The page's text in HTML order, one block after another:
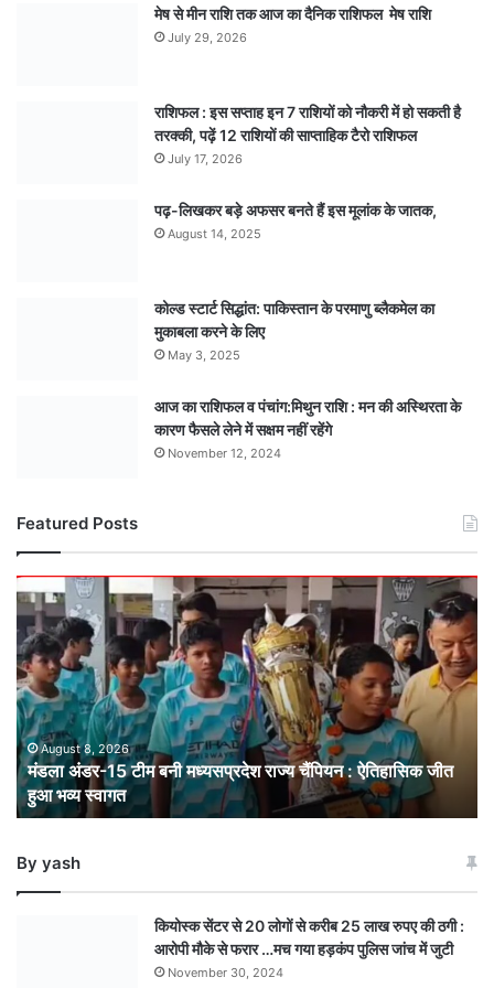
मेष से मीन राशि तक आज का दैनिक राशिफल मेष राशि
July 29, 2026
राशिफल : इस सप्ताह इन 7 राशियों को नौकरी में हो सकती है
तरक्की, पढ़ें 12 राशियों की साप्ताहिक टैरो राशिफल
July 17, 2026
पढ़-लिखकर बड़े अफसर बनते हैं इस मूलांक के जातक,
August 14, 2025
कोल्ड स्टार्ट सिद्धांत: पाकिस्तान के परमाणु ब्लैकमेल का
मुकाबला करने के लिए
May 3, 2025
आज का राशिफल व पंचांग:मिथुन राशि : मन की अस्थिरता के
कारण फैसले लेने में सक्षम नहीं रहेंगे
November 12, 2024
Featured Posts
अंडर-15
टीम
बनी
मध्यसप्रदेश
राज्य
चैंपियन
: ऐतिहासिक
जीत
हुआ
भव्य
August 8, 2026
मंडला अंडर-15 टीम बनी मध्यसप्रदेश राज्य चैंपियन : ऐतिहासिक जीत
हुआ भव्य स्वागत
By yash
कियोस्क सेंटर से 20 लोगों से करीब 25 लाख रुपए की ठगी :
आरोपी मौके से फरार …मच गया हड़कंप पुलिस जांच में जुटी
November 30, 2024